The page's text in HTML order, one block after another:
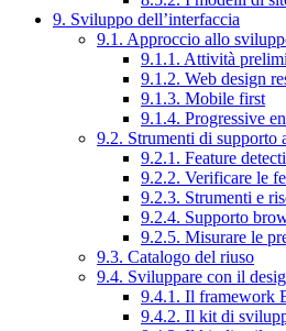
9. Sviluppo dell’interfaccia
9.1. Approccio allo
9.1.1. Attività
9.1.2. Web design
9.1.3. Mobile first
9.1.4. Progressive
9.2. Strumenti di supporto
9.2.1. Feature
9.2.2. Verificare le
9.2.3. Strumenti e
9.2.4. Supporto
9.2.5. Misurare le
9.3. Catalogo del riuso
9.4. Sviluppare con il
9.4.1. Il framework
9.4.2. Il kit di